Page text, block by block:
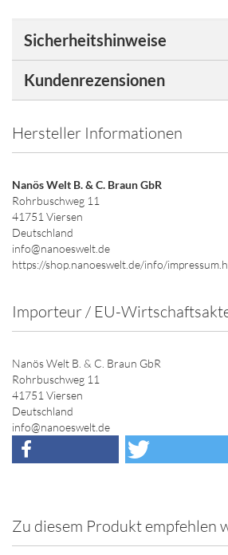
Sicherheitshinweise
Kundenrezensionen
Hersteller Informationen
Nanös Welt B. & C. Braun GbR
Rohrbuschweg 11
41751 Viersen
Deutschland
info@nanoeswelt.de
https://shop.nanoeswelt.de/info/
Importeur / EU-
Nanös Welt B. & C. Braun GbR
Rohrbuschweg 11
41751 Viersen
Deutschland
info@nanoeswelt.de
Zu diesem Produkt empfehlen